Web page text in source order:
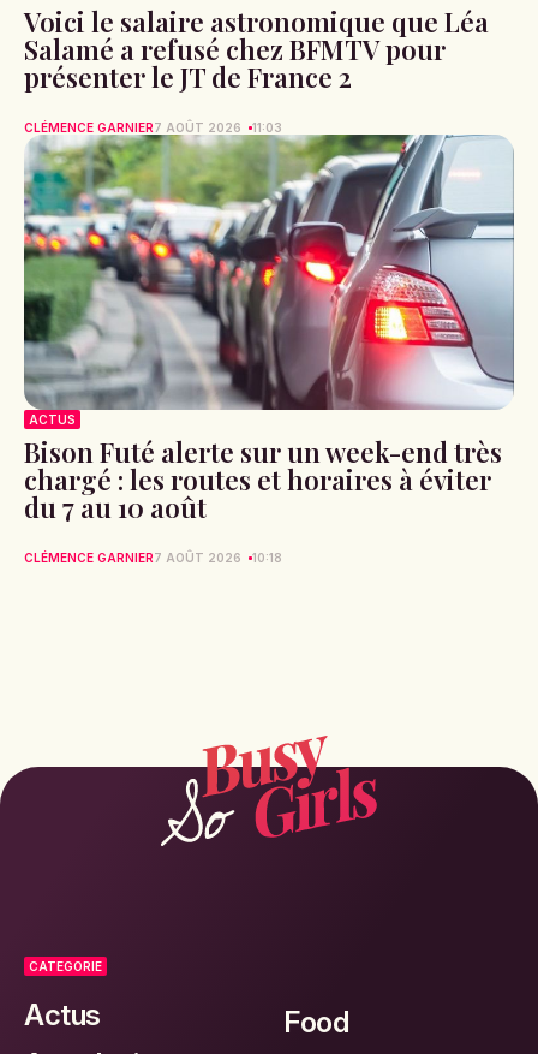
Voici le salaire astronomique que Léa
Salamé a refusé chez BFMTV pour
présenter le JT de France 2
CLÉMENCE GARNIER7 AOÛT 2026 11:03
ACTUS
Bison Futé alerte sur un week-end très
chargé : les routes et horaires à éviter
du 7 au 10 août
CLÉMENCE GARNIER7 AOÛT 2026 10:18
CATEGORIE
Actus
Food